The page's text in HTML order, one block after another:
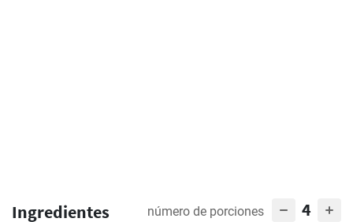
Ingredientes número de porciones 4